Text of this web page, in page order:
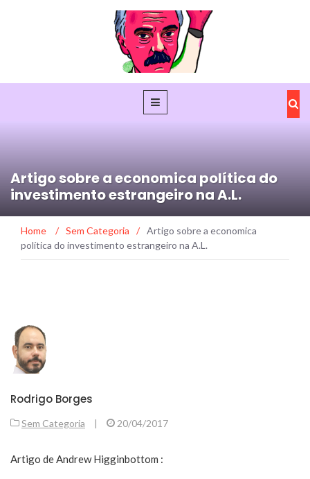
Artigo sobre a economica política do
investimento estrangeiro na A.L.
Home / Sem Categoria / Artigo sobre a economica
política do investimento estrangeiro na A.L.
Rodrigo Borges
Sem Categoria | 20/04/2017
Artigo de Andrew Higginbottom :